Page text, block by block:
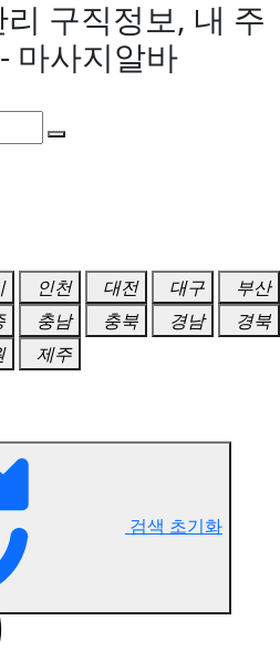
구직정보, 내 주
마사지알바
인천 대전 대구
부산
충남 충북 경남
경북
제주
검색 초기화